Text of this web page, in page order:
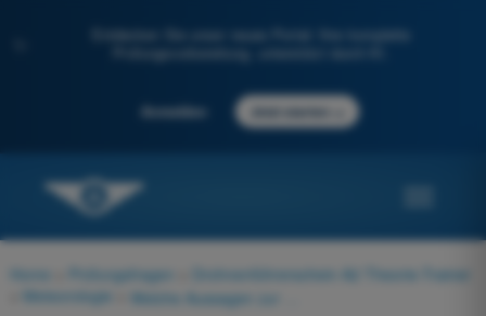
Entdecken Sie unser neues Portal: Ihre komplette
Prüfungsvorbereitung, unterstützt durch KI.
Anmelden Jetzt starten
Home Prüfungsfragen
Drohnenführerschein A2 Theorie-Trainer
Meteorologie